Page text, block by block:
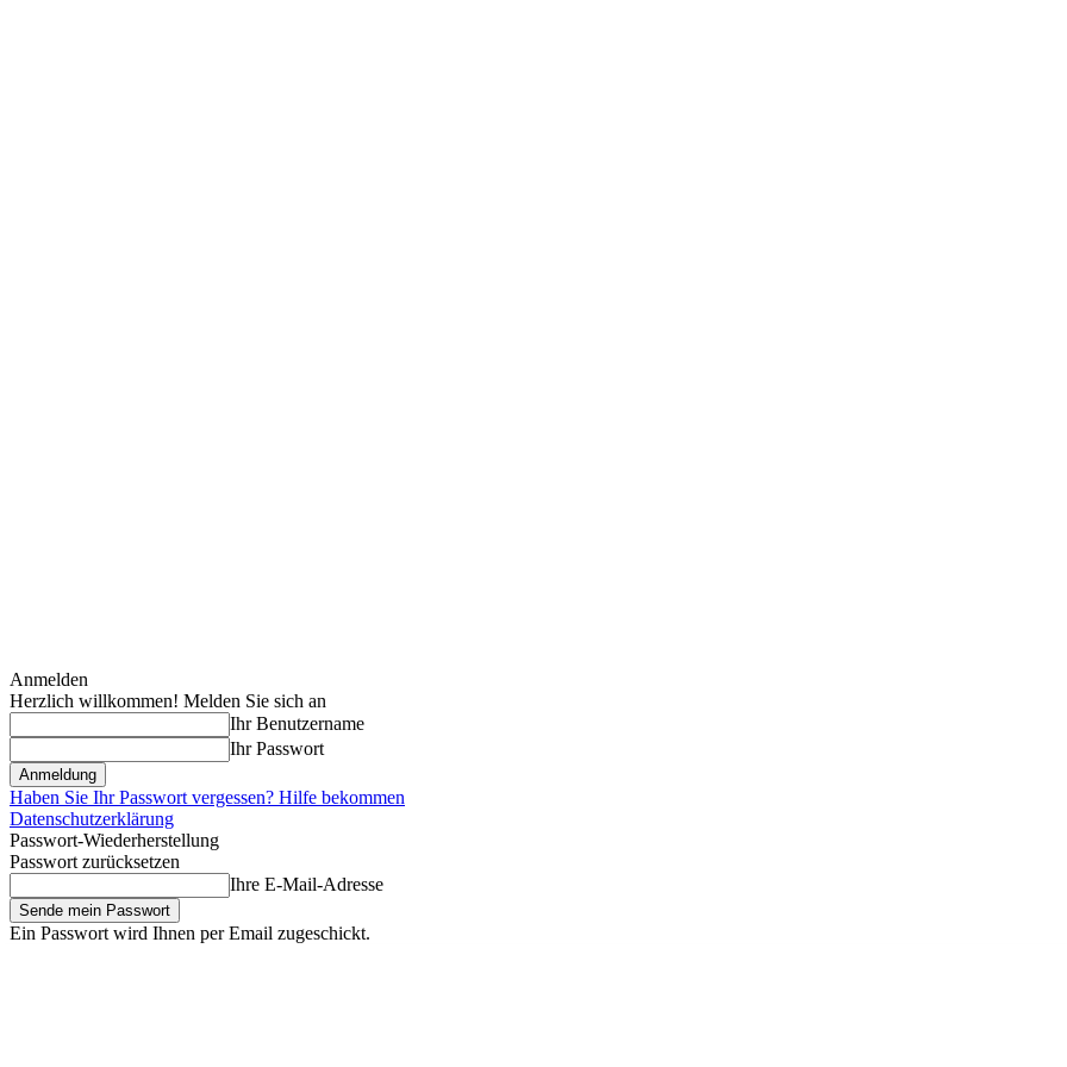
Anmelden
Herzlich willkommen! Melden Sie sich an
Ihr Benutzername
Ihr Passwort
Haben Sie Ihr Passwort vergessen? Hilfe bekommen
Datenschutzerklärung
Passwort-Wiederherstellung
Passwort zurücksetzen
Ihre E-Mail-Adresse
Ein Passwort wird Ihnen per Email zugeschickt.